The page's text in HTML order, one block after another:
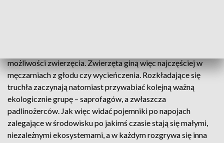
możliwości zwierzęcia. Zwierzęta giną więc najczęściej w
męczarniach z głodu czy wycieńczenia. Rozkładające się
truchła zaczynają natomiast przywabiać kolejną ważną
ekologicznie grupę – saprofagów, a zwłaszcza
padlinożerców. Jak więc widać pojemniki po napojach
zalegające w środowisku po jakimś czasie stają się małymi,
niezależnymi ekosystemami, a w każdym rozgrywa się inna